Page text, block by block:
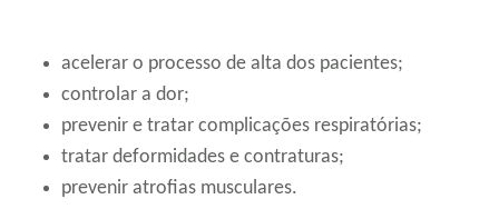
acelerar o processo de alta dos pacientes;
controlar a dor;
prevenir e tratar complicações respiratórias;
tratar deformidades e contraturas;
prevenir atrofias musculares.